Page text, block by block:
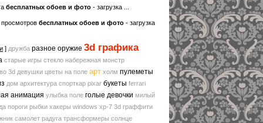
беcплатных обоев и фото - загрузка ...
просмотров бесплатных обоев и фото - загрузка
] дружба разное оружие 3d графика
старые игры стекло набережная монстр
3d девушки цветы на поле арт холм пулеметы
дом архитектура спорткар pixar букеты ferrari
анимация улыбка поле голые девочки милый
пороги рыбки хакеры windows xp-7 3d граффити
самолет радуга трансформеры солнце